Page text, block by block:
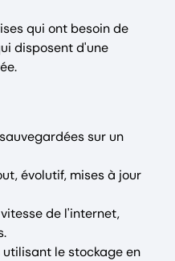
qui ont besoin de
disposent d'une
sur un
évolutif, mises à jour
de l'internet,
le stockage en